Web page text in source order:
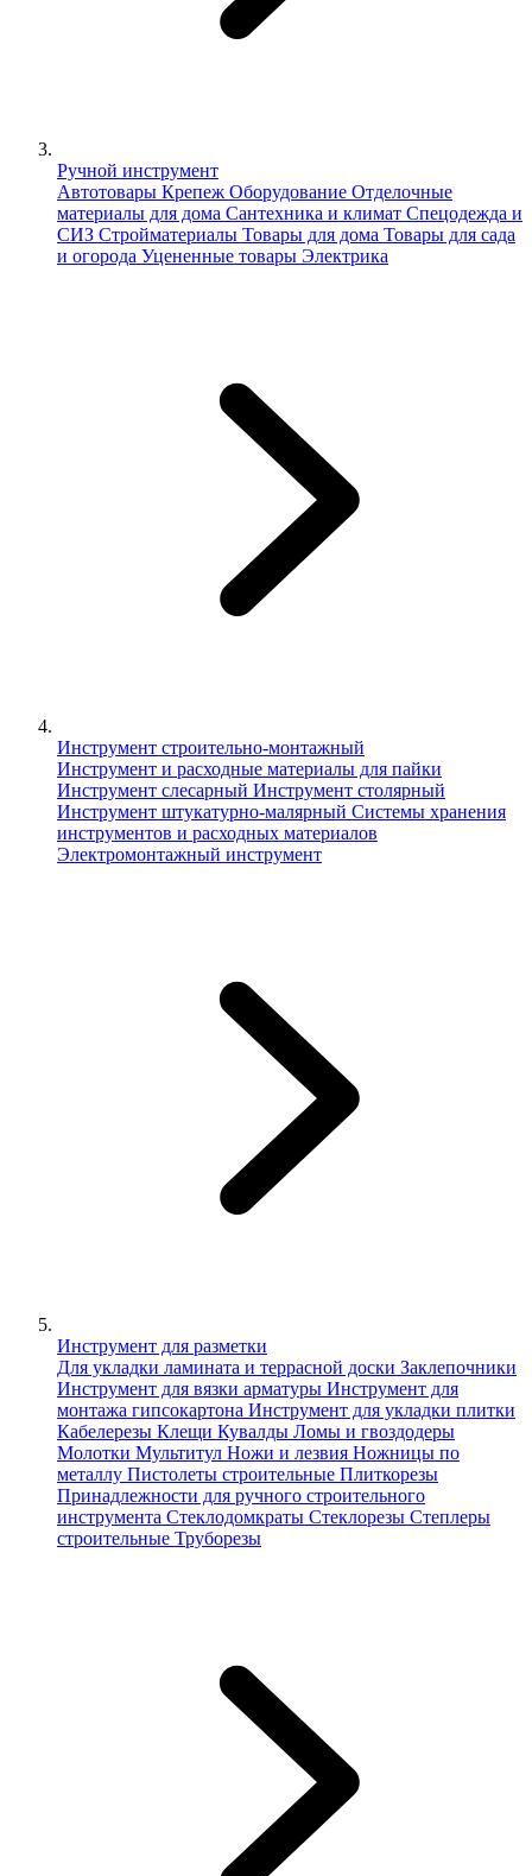
Ручной инструмент
Автотовары Крепеж Оборудование Отделочные
материалы для дома Сантехника и климат Спецодежда и
СИЗ Стройматериалы Товары для дома Товары для сада
и огорода Уцененные товары Электрика
Инструмент строительно-монтажный
Инструмент и расходные материалы для пайки
Инструмент слесарный Инструмент столярный
Инструмент штукатурно-малярный Сиcтемы хранения
инструментов и расходных материалов
Электромонтажный инструмент
Инструмент для разметки
Для укладки ламината и террасной доски Заклепочники
Инструмент для вязки арматуры Инструмент для
монтажа гипсокартона Инструмент для укладки плитки
Кабелерезы Клещи Кувалды Ломы и гвоздодеры
Молотки Мультитул Ножи и лезвия Ножницы по
металлу Пистолеты строительные Плиткорезы
Принадлежности для ручного строительного
инструмента Стеклодомкраты Стеклорезы Степлеры
строительные Труборезы